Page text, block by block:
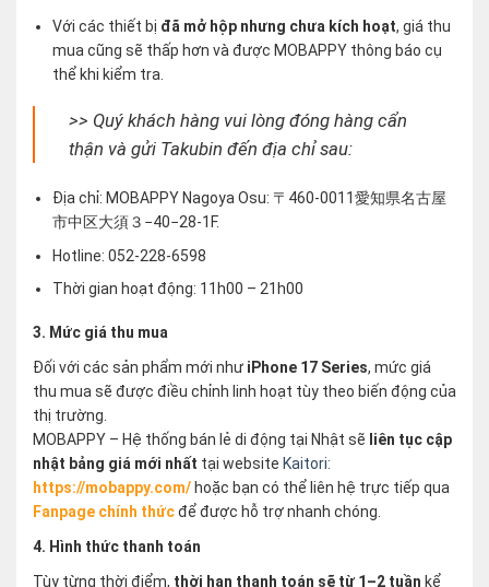
Với các thiết bị đã mở hộp nhưng chưa kích hoạt, giá thu
mua cũng sẽ thấp hơn và được MOBAPPY thông báo cụ
thể khi kiểm tra.
>> Quý khách hàng vui lòng đóng hàng cẩn
thận và gửi Takubin đến địa chỉ sau:
Địa chỉ: MOBAPPY Nagoya Osu: 〒460-0011愛知県名古屋
市中区大須３−40−28-1F.
Hotline: 052-228-6598
Thời gian hoạt động: 11h00 – 21h00
3. Mức giá thu mua
Đối với các sản phẩm mới như iPhone 17 Series, mức giá
thu mua sẽ được điều chỉnh linh hoạt tùy theo biến động của
thị trường.
MOBAPPY – Hệ thống bán lẻ di động tại Nhật sẽ liên tục cập
nhật bảng giá mới nhất tại website Kaitori:
https://mobappy.com/ hoặc bạn có thể liên hệ trực tiếp qua
Fanpage chính thứcđể được hỗ trợ nhanh chóng.
4. Hình thức thanh toán
Tùy từng thời điểm, thời hạn thanh toán sẽ từ 1–2 tuần kể